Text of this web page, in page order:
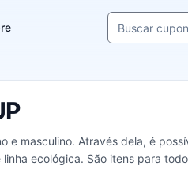
Buscar
e masculino. Através dela, é
ecológica. São itens para